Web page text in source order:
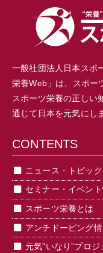
一般社団法人日本スポ
栄養Web」は、スポー
スポーツ栄養の正しい
通じて日本を元気にし
CONTENTS
ニュース・トピック
セミナー・イベン
スポーツ栄養とは
アンチドーピング
元気”いなり”プロジ